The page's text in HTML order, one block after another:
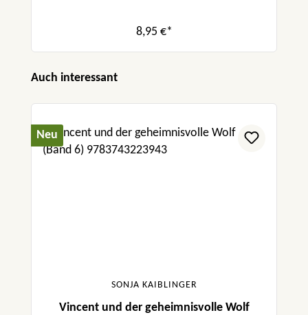
8,95 €*
Produktgalerie überspringen
Auch interessant
Neu
SONJA KAIBLINGER
Vincent und der geheimnisvolle Wolf